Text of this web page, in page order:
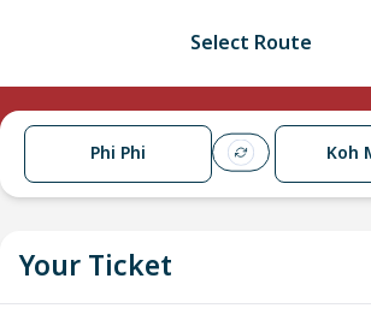
Select Route
Phi Phi Koh
Your Ticket